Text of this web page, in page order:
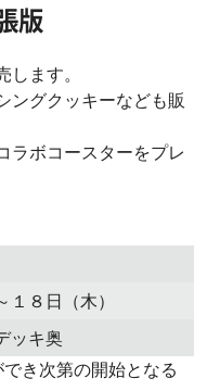
版
ます。
ングクッキーなども販
ラボコースターをプレ
８日（木）
ッキ奥
き次第の開始となる